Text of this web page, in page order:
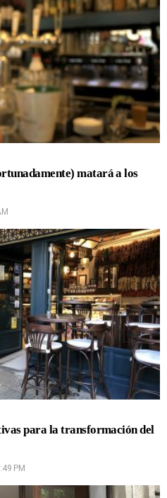
matará a los
para la transformación del
PM